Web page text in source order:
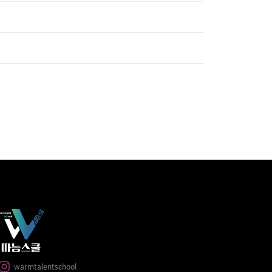
warmtalentschool